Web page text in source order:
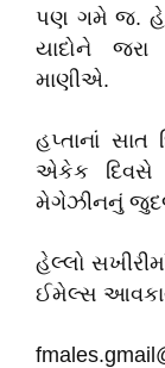
પણ ગમે જ.
યાદોને જરા
માણીએ.
હપ્તાનાં સાત
એકેક દિવસે
મેગેઝીનનું
હેલ્લો
ઈમેલ્સ